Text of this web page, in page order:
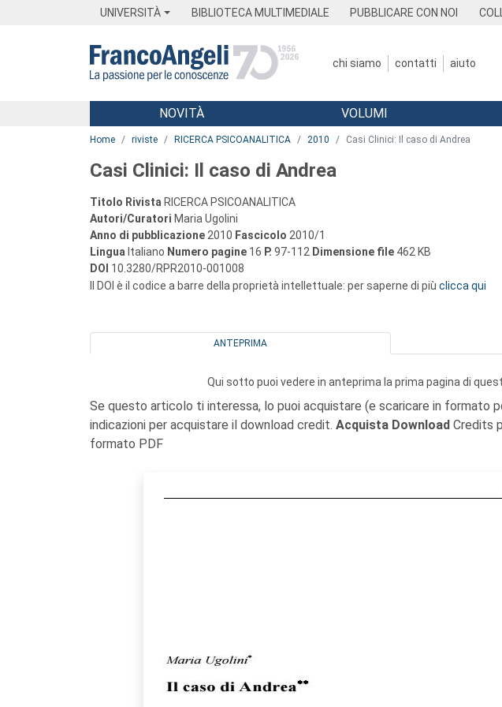
UNIVERSITÀ BIBLIOTECA MULTIMEDIALE PUBBLICARE CON NOI
chi siamo contatti aiuto
Menu
NOVITÀ VOLUMI
Home riviste RICERCA PSICOANALITICA 2010 Casi Clinici: Il caso di Andrea
Casi Clinici: Il caso di Andrea
Titolo Rivista RICERCA PSICOANALITICA
Autori/Curatori Maria Ugolini
Anno di pubblicazione 2010 Fascicolo 2010/1
Lingua Italiano Numero pagine 16 P. 97-112 Dimensione file 462 KB
DOI 10.3280/RPR2010-001008
Il DOI è il codice a barre della proprietà intellettuale: per saperne di più clicca qui
ANTEPRIMA
Qui sotto puoi vedere in anteprima la prima pagina di
Se questo articolo ti interessa, lo puoi acquistare (e scaricare in formato
indicazioni per acquistare il download credit. Acquista Download Credits
formato PDF